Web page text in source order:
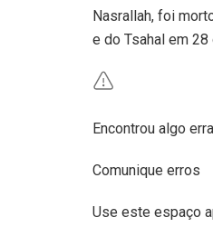
Nasrallah, foi
e do Tsahal em
Encontrou algo
Comunique erros
Use este espaço